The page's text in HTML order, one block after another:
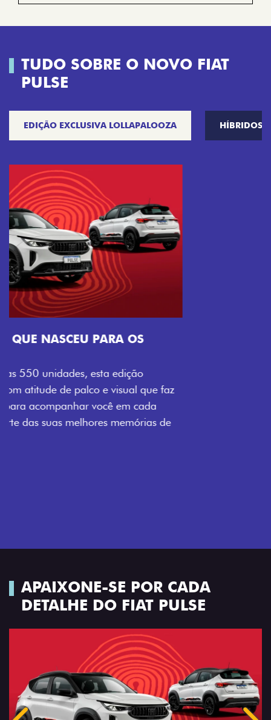
TUDO SOBRE O NOVO FIAT
PULSE
EDIÇÃO EXCLUSIVA LOLLAPALOOZA HÍBRIDOS
VISUAL COM ENERGIA LOLLABR
festival: série numerada, adesivo lateral LollaBR e a
soleira temática que reforçam a exclusividade,
enquanto os detalhes escurecidos, o teto bicolor e as
rodas de liga-leve aro 16” em preto brilhante
Previous
Next
Próximo
APAIXONE-SE POR CADA
DETALHE DO FIAT PULSE